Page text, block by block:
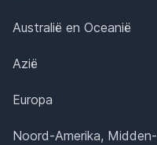
Australië en Oceanië
Azië
Europa
Noord-Amerika, Midden-